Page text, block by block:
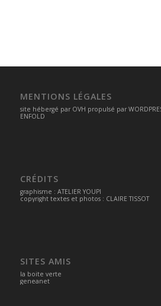
MENTIONS LÉGALES
site hébergé par OVH propulsé par
ENFOLD
CRÉDITS
graphisme : ATELIER YOUPI
copyright textes et photos : CLAIRE TISSOT
SITES AMIS
la boite verte
geneanet